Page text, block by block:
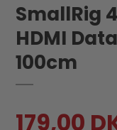
SmallRig
HDMI
100cm
179,00